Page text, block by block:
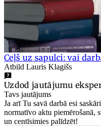
Ceļš uz sapulci: vai
Atbild Lauris Klagišs
Uzdod jautājumu
Tavs jautājums
Ja arī Tu savā darbā esi
normatīvo aktu piemērošanā,
un centīsimies palīdzēt!